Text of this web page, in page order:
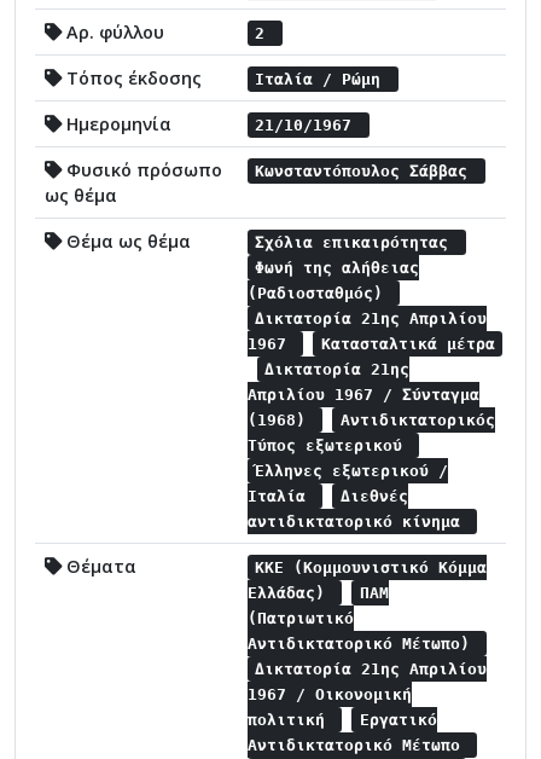
Αρ. φύλλου 2
Τόπος έκδοσης Ιταλία / Ρώμη
Ημερομηνία 21/10/1967
Φυσικό πρόσωπο
ως θέμα
Κωνσταντόπουλος Σάββας
Θέμα ως θέμα
Σχόλια επικαιρότητας
Φωνή της αλήθειας
(Ραδιοσταθμός)
Δικτατορία 21ης Απριλίου
1967
Κατασταλτικά μέτρα
Δικτατορία 21ης
Απριλίου 1967 / Σύνταγμα
(1968)
Αντιδικτατορικός
Τύπος εξωτερικού
Έλληνες εξωτερικού /
Ιταλία
Διεθνές
αντιδικτατορικό κίνημα
Θέματα
ΚΚΕ (Κομμουνιστικό Κόμμα
Ελλάδας)
ΠΑΜ
(Πατριωτικό
Αντιδικτατορικό Μέτωπο)
Δικτατορία 21ης Απριλίου
1967 / Οικονομική
πολιτική
Εργατικό
Αντιδικτατορικό Μέτωπο